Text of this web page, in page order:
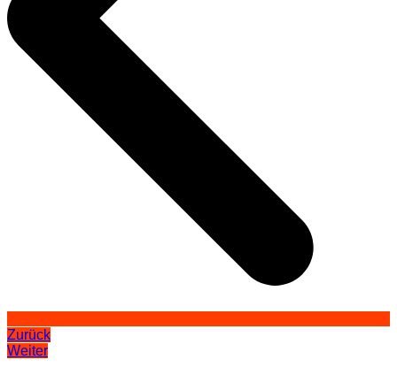
Zurück
Weiter